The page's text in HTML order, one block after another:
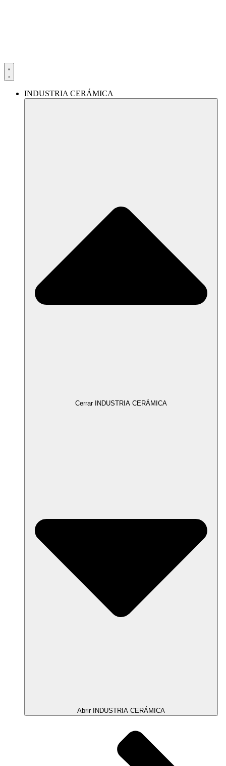
INDUSTRIA CERÁMICA
Cerrar INDUSTRIA CERÁMICA
Abrir INDUSTRIA CERÁMICA